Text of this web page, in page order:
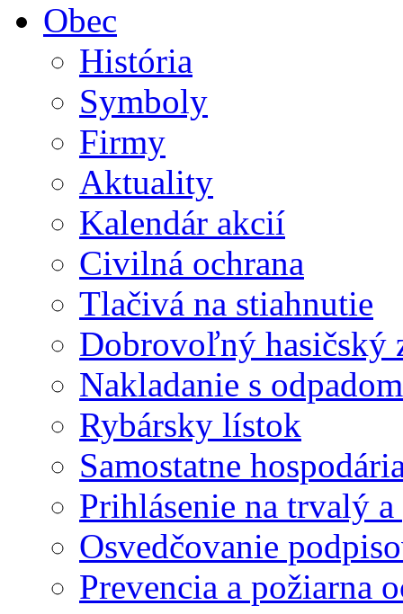
Obec
História
Symboly
Firmy
Aktuality
Kalendár akcií
Civilná ochrana
Tlačivá na stiahnutie
Dobrovoľný hasičský
Nakladanie s odpadom
Rybársky lístok
Samostatne
Prihlásenie na trvalý
Osvedčovanie
Prevencia a požiarna